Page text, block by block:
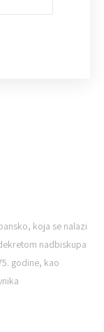
koja se nalazi
nadbiskupa
godine, kao